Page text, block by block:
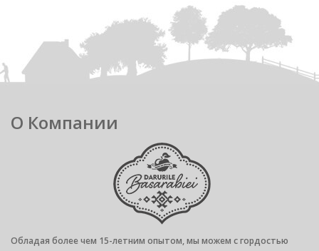
О Компании
Обладая более чем 15-летним опытом, мы можем с гордостью